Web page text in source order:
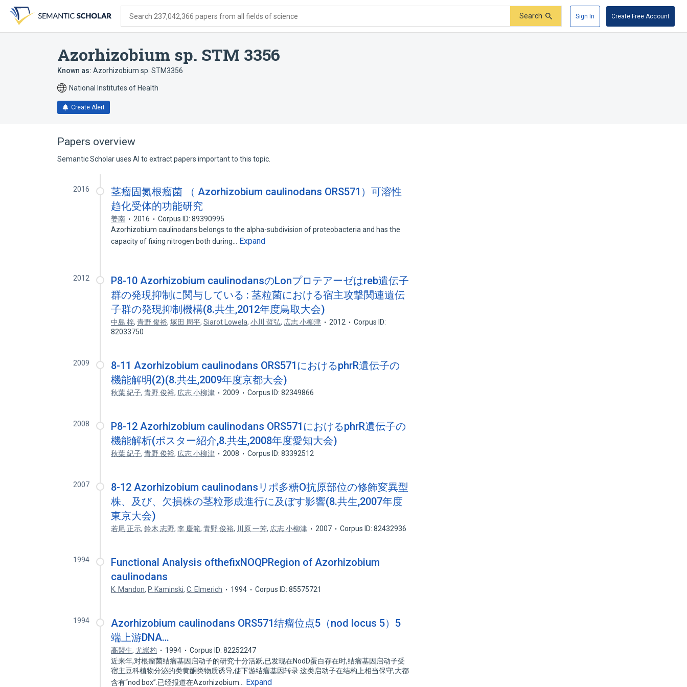
search
form
content
account
menu
Search 237,042,366 papers from all fields of science Search Sign In Create Free Account
Azorhizobium sp. STM 3356
Known as: Azorhizobium sp. STM3356
National Institutes of Health
Create Alert
Papers overview
Semantic Scholar uses AI to extract papers important to this topic.
2016
茎瘤固氮根瘤菌 （ Azorhizobium caulinodans ORS571）可溶性
趋化受体的功能研究
姜南 2016
Corpus ID: 89390995
Azorhizobium caulinodans belongs to the alpha-subdivision of proteobacteria and has the
capacity of fixing nitrogen both during…
Expand
2012
P8-10 Azorhizobium caulinodansのLonプロテアーゼはreb遺伝子
群の発現抑制に関与している : 茎粒菌における宿主攻撃関連遺伝
子群の発現抑制機構(8.共生,2012年度鳥取大会)
中島 梓,青野 俊裕,塚田 周平,Siarot Lowela,小川 哲弘, 広志 小柳津 2012
Corpus ID:
82033750
2009
8-11 Azorhizobium caulinodans ORS571におけるphrR遺伝子の
機能解明(2)(8.共生,2009年度京都大会)
秋葉 紀子,青野 俊裕, 広志 小柳津 2009 Corpus ID: 82349866
2008
P8-12 Azorhizobium caulinodans ORS571におけるphrR遺伝子の
機能解析(ポスター紹介,8.共生,2008年度愛知大会)
秋葉 紀子,青野 俊裕, 広志 小柳津 2008 Corpus ID: 83392512
2007
8-12 Azorhizobium caulinodansリポ多糖O抗原部位の修飾変異型
株、及び、欠損株の茎粒形成進行に及ぼす影響(8.共生,2007年度
東京大会)
若尾 正示,鈴木 志野,李 慶範,青野 俊裕, 川原 一芳, 広志 小柳津 2007 Corpus ID: 82432936
1994
Functional Analysis ofthefixNOQPRegion of Azorhizobium
caulinodans
K. Mandon, P. Kaminski,C. Elmerich 1994 Corpus ID: 85575721
1994
Azorhizobium caulinodans ORS571结瘤位点5（nod locus 5）5
端上游DNA…
高盟生,尤崇杓 1994
Corpus ID: 82252247
近来年,对根瘤菌结瘤基因启动子的研究十分活跃,已发现在NodD蛋白存在时,结瘤基因启动子受
宿主豆科植物分泌的类黄酮类物质诱导,使下游结瘤基因转录.这类启动子在结构上相当保守,大都
含有“nod box”.已经报道在Azorhizobium…
Expand